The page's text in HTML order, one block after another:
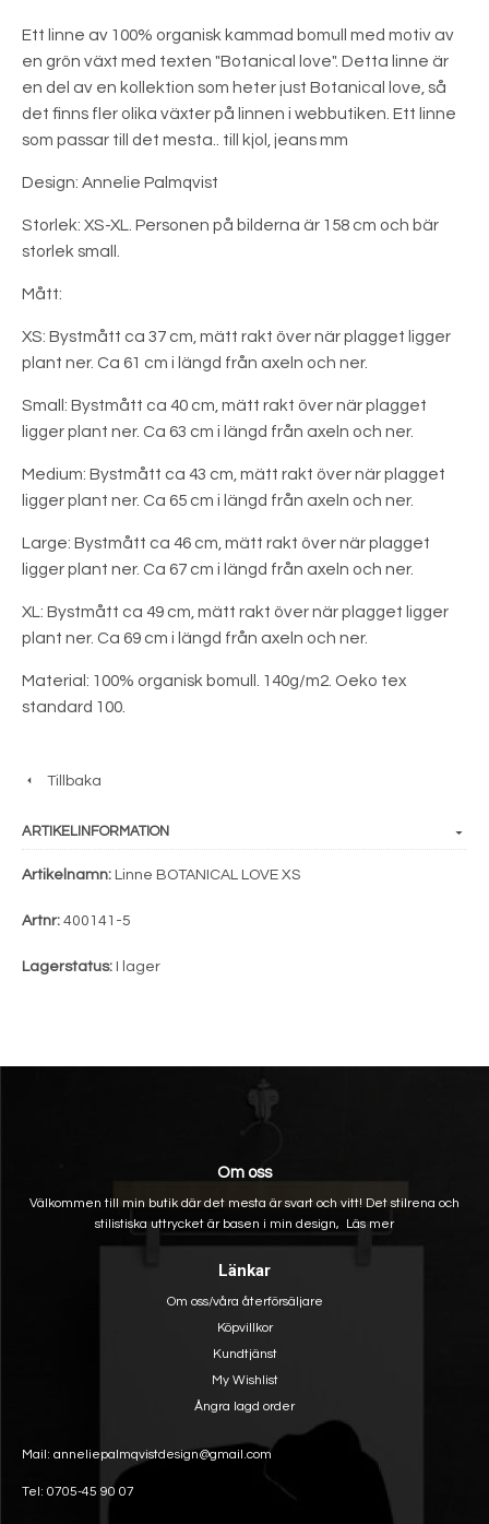
Ett linne av 100% organisk kammad bomull med motiv av
en grön växt med texten "Botanical love". Detta linne är
en del av en kollektion som heter just Botanical love, så
det finns fler olika växter på linnen i webbutiken. Ett linne
som passar till det mesta.. till kjol, jeans mm
Design: Annelie Palmqvist
Storlek: XS-XL. Personen på bilderna är 158 cm och bär
storlek small.
Mått:
XS: Bystmått ca 37 cm, mätt rakt över när plagget ligger
plant ner. Ca 61 cm i längd från axeln och ner.
Small: Bystmått ca 40 cm, mätt rakt över när plagget
ligger plant ner. Ca 63 cm i längd från axeln och ner.
Medium: Bystmått ca 43 cm, mätt rakt över när plagget
ligger plant ner. Ca 65 cm i längd från axeln och ner.
Large: Bystmått ca 46 cm, mätt rakt över när plagget
ligger plant ner. Ca 67 cm i längd från axeln och ner.
XL: Bystmått ca 49 cm, mätt rakt över när plagget ligger
plant ner. Ca 69 cm i längd från axeln och ner.
Material: 100% organisk bomull. 140g/m2. Oeko tex
standard 100.
Tillbaka
ARTIKELINFORMATION
Artikelnamn: Linne BOTANICAL LOVE XS
Artnr: 400141-5
Lagerstatus: I lager
Om oss
Välkommen till min butik där det mesta är svart och vitt! Det stilrena och
stilistiska uttrycket är basen i min design, Läs mer
Länkar
Om oss/våra återförsäljare
Köpvillkor
Kundtjänst
My Wishlist
Ångra lagd order
Mail: anneliepalmqvistdesign@gmail.com
Tel: 0705-45 90 07